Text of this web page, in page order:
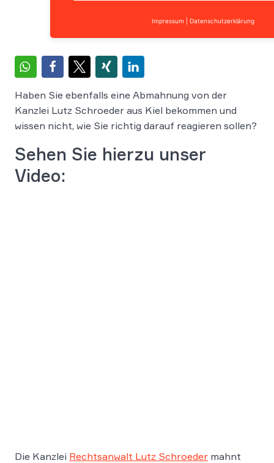
Haben Sie ebenfalls eine Abmahnung von der
Kanzlei Lutz Schroeder aus Kiel bekommen und
wissen nicht, wie Sie richtig darauf reagieren sollen?
Sehen Sie hierzu unser
Video:
Die Kanzlei Rechtsanwalt Lutz Schroeder mahnt
Impressum Datenschutzerklärung